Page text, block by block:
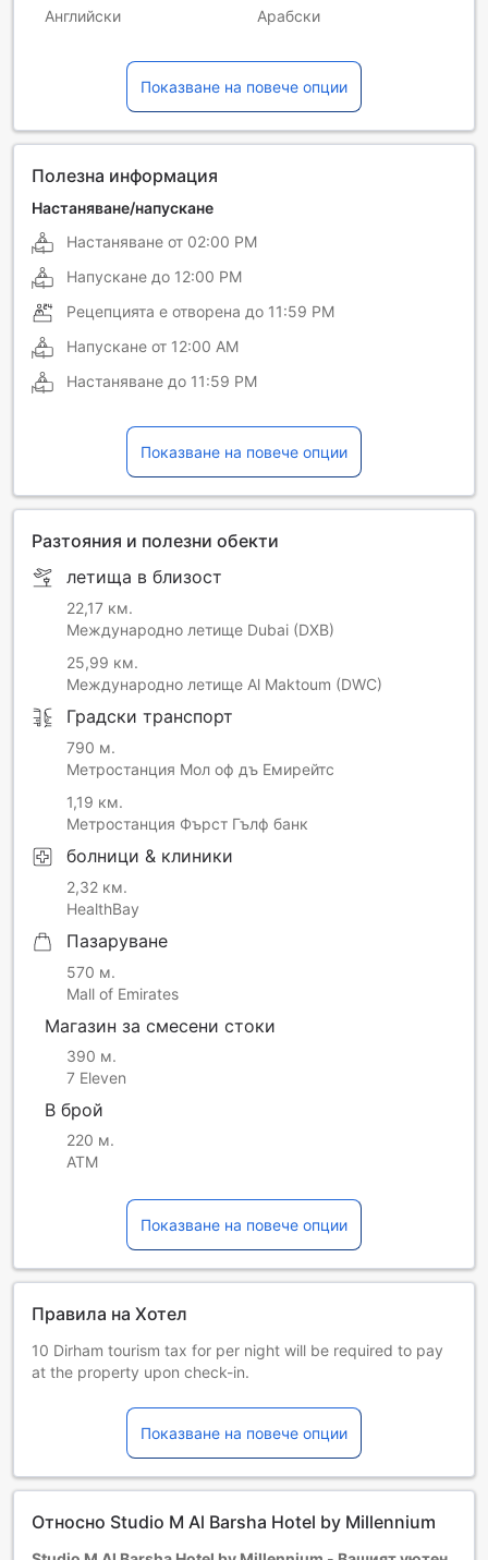
Английски Арабски
Хинди
Показване на повече опции
Полезна информация
Настаняване/напускане
Настаняване от 02:00 PM
Напускане до 12:00 PM
Рецепцията е отворена до 11:59 PM
Напускане от 12:00 AM
Настаняване до 11:59 PM
Показване на повече опции
Разтояния и полезни обекти
летища в близост
22,17 км.
Международно летище Dubai (DXB)
25,99 км.
Международно летище Al Maktoum (DWC)
Градски транспорт
790 м.
Метростанция Мол оф дъ Емирейтс
1,19 км.
Метростанция Фърст Гълф банк
болници & клиники
2,32 км.
HealthBay
Пазаруване
570 м.
Mall of Emirates
Магазин за смесени стоки
390 м.
7 Eleven
В брой
220 м.
ATM
Показване на повече опции
Правила на Хотел
10 Dirham tourism tax for per night will be required to pay
at the property upon check-in.
All guests are required to present a valid debit or credit
card upon arrival at check-in.
The card will be kept securely on file to cover any potential
damages or liabilities related to the hotel room or property.
the stay.
Показване на повече опции
Относно Studio M Al Barsha Hotel by Millennium